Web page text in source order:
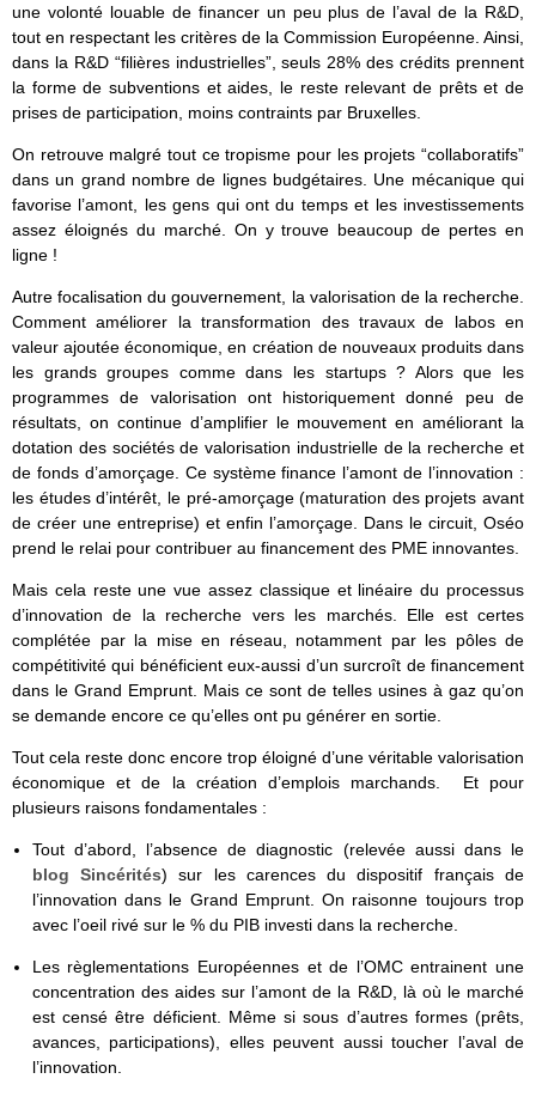
une volonté louable de financer un peu plus de l’aval de la R&D,
tout en respectant les critères de la Commission Européenne. Ainsi,
dans la R&D “filières industrielles”, seuls 28% des crédits prennent
la forme de subventions et aides, le reste relevant de prêts et de
prises de participation, moins contraints par Bruxelles.
On retrouve malgré tout ce tropisme pour les projets “collaboratifs”
dans un grand nombre de lignes budgétaires. Une mécanique qui
favorise l’amont, les gens qui ont du temps et les investissements
assez éloignés du marché. On y trouve beaucoup de pertes en
ligne !
Autre focalisation du gouvernement, la valorisation de la recherche.
Comment améliorer la transformation des travaux de labos en
valeur ajoutée économique, en création de nouveaux produits dans
les grands groupes comme dans les startups ? Alors que les
programmes de valorisation ont historiquement donné peu de
résultats, on continue d’amplifier le mouvement en améliorant la
dotation des sociétés de valorisation industrielle de la recherche et
de fonds d’amorçage. Ce système finance l’amont de l’innovation :
les études d’intérêt, le pré-amorçage (maturation des projets avant
de créer une entreprise) et enfin l’amorçage. Dans le circuit, Oséo
prend le relai pour contribuer au financement des PME innovantes.
Mais cela reste une vue assez classique et linéaire du processus
d’innovation de la recherche vers les marchés. Elle est certes
complétée par la mise en réseau, notamment par les pôles de
compétitivité qui bénéficient eux-aussi d’un surcroît de financement
dans le Grand Emprunt. Mais ce sont de telles usines à gaz qu’on
se demande encore ce qu’elles ont pu générer en sortie.
Tout cela reste donc encore trop éloigné d’une véritable valorisation
économique et de la création d’emplois marchands. Et pour
plusieurs raisons fondamentales :
Tout d’abord, l’absence de diagnostic (relevée aussi dans le
blog Sincérités) sur les carences du dispositif français de
l’innovation dans le Grand Emprunt. On raisonne toujours trop
avec l’oeil rivé sur le % du PIB investi dans la recherche.
Les règlementations Européennes et de l’OMC entrainent une
concentration des aides sur l’amont de la R&D, là où le marché
est censé être déficient. Même si sous d’autres formes (prêts,
avances, participations), elles peuvent aussi toucher l’aval de
l’innovation.